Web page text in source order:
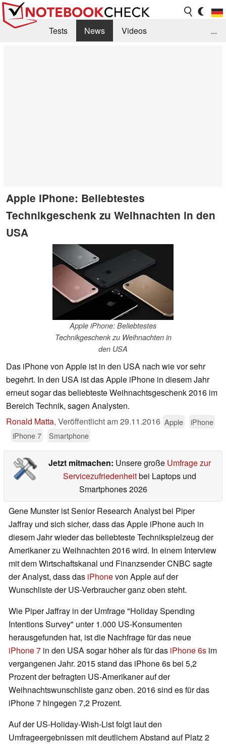
Tests News
Videos
...
Apple iPhone: Beliebtestes
Technikgeschenk zu Weihnachten in den
USA
Apple iPhone: Beliebtestes
Technikgeschenk zu Weihnachten in
den USA
Das iPhone von Apple ist in den USA nach wie vor sehr
begehrt. In den USA ist das Apple iPhone in diesem Jahr
erneut sogar das beliebteste Weihnachtsgeschenk 2016 im
Bereich Technik, sagen Analysten.
Ronald Matta, Veröffentlicht am29.11.2016 Apple
iPhone
iPhone 7
Smartphone
Jetzt mitmachen: Unsere große Umfrage zur
Servicezufriedenheitbei Laptops und
Smartphones 2026
Gene Munster ist Senior Research Analyst bei Piper
Jaffray und sich sicher, dass das Apple iPhone auch in
diesem Jahr wieder das beliebteste Technikspielzeug der
Amerikaner zu Weihnachten 2016 wird. In einem Interview
mit dem Wirtschaftskanal und Finanzsender CNBC sagte
der Analyst, dass das iPhonevon Apple auf der
Wunschliste der US-Verbraucher ganz oben steht.
Wie Piper Jaffray in der Umfrage "Holiday Spending
Intentions Survey" unter 1.000 US-Konsumenten
herausgefunden hat, ist die Nachfrage für das neue
iPhone 7 in den USA sogar höher als für das iPhone 6s im
vergangenen Jahr. 2015 stand das iPhone 6s bei 5,2
Prozent der befragten US-Amerikaner auf der
Weihnachtswunschliste ganz oben. 2016 sind es für das
iPhone 7 hingegen 7,2 Prozent.
Auf der US-Holiday-Wish-List folgt laut den
Umfrageergebnissen mit deutlichem Abstand auf Platz 2